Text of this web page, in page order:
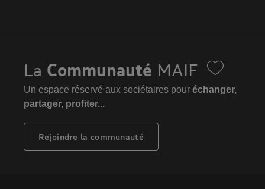
La Communauté MAIF
Un espace réservé aux sociétaires pour échanger,
partager, profiter...
Rejoindre la communauté